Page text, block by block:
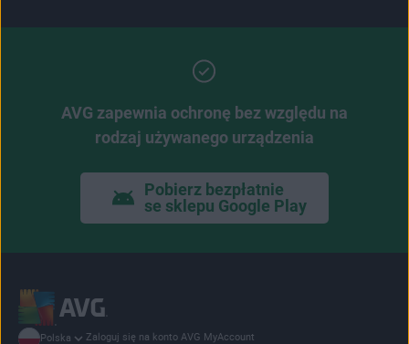
AVG zapewnia ochronę bez względu na
rodzaj używanego urządzenia
Pobierz bezpłatnie
se sklepu Google Play
Polska Zaloguj się na konto AVG MyAccount